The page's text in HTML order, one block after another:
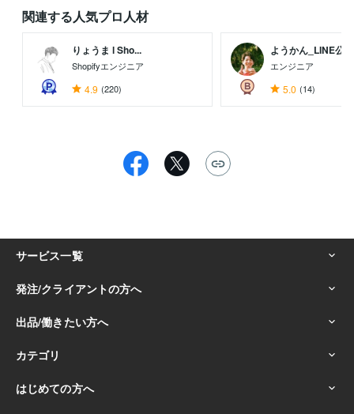
関連する人気プロ人材
りょうま l Sho...
Shopifyエンジニア
4.9 (220)
ようかん_LINE公...
エンジニア
5.0 (14)